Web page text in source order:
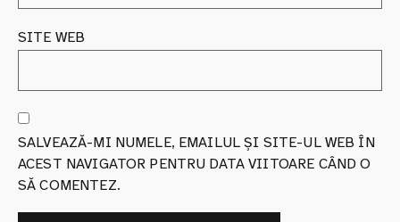
SITE WEB
SALVEAZĂ-MI NUMELE, EMAILUL ȘI SITE-UL WEB ÎN
ACEST NAVIGATOR PENTRU DATA VIITOARE CÂND O
SĂ COMENTEZ.